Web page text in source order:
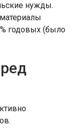
нужды.
годовых (было